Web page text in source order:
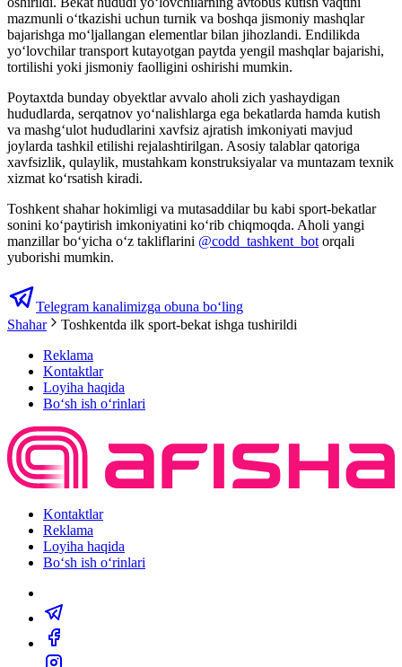
mazmunli o‘tkazishi uchun turnik va boshqa jismoniy mashqlar
bajarishga mo‘ljallangan elementlar bilan jihozlandi. Endilikda
yo‘lovchilar transport kutayotgan paytda yengil mashqlar bajarishi,
tortilishi yoki jismoniy faolligini oshirishi mumkin.
Poytaxtda bunday obyektlar avvalo aholi zich yashaydigan
hududlarda, serqatnov yo‘nalishlarga ega bekatlarda hamda kutish
va mashg‘ulot hududlarini xavfsiz ajratish imkoniyati mavjud
joylarda tashkil etilishi rejalashtirilgan. Asosiy talablar qatoriga
xavfsizlik, qulaylik, mustahkam konstruksiyalar va muntazam texnik
xizmat ko‘rsatish kiradi.
Toshkent shahar hokimligi va mutasaddilar bu kabi sport-bekatlar
sonini ko‘paytirish imkoniyatini ko‘rib chiqmoqda. Aholi yangi
manzillar bo‘yicha o‘z takliflarini @codd_tashkent_bot orqali
yuborishi mumkin.
Telegram kanalimizga obuna bo‘ling
Shahar
Toshkentda ilk sport-bekat ishga tushirildi
Reklama
Kontaktlar
Loyiha haqida
Bo‘sh ish o‘rinlari
Kontaktlar
Reklama
Loyiha haqida
Bo‘sh ish o‘rinlari